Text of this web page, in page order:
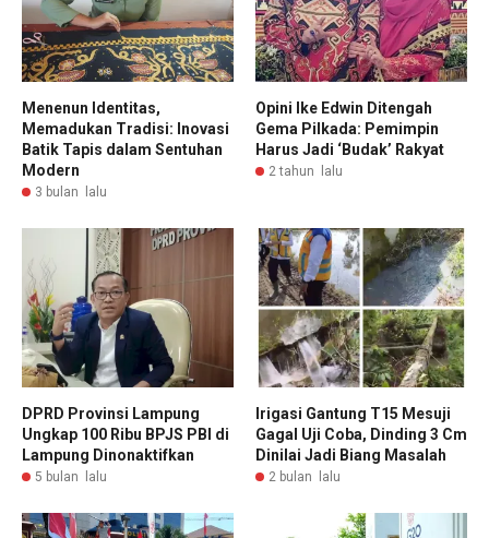
Menenun Identitas,
Memadukan Tradisi: Inovasi
Batik Tapis dalam Sentuhan
Modern
3 bulan lalu
Opini Ike Edwin Ditengah
Gema Pilkada: Pemimpin
Harus Jadi ‘Budak’ Rakyat
2 tahun lalu
DPRD Provinsi Lampung
Ungkap 100 Ribu BPJS PBI di
Lampung Dinonaktifkan
5 bulan lalu
Irigasi Gantung T15 Mesuji
Gagal Uji Coba, Dinding 3 Cm
Dinilai Jadi Biang Masalah
2 bulan lalu